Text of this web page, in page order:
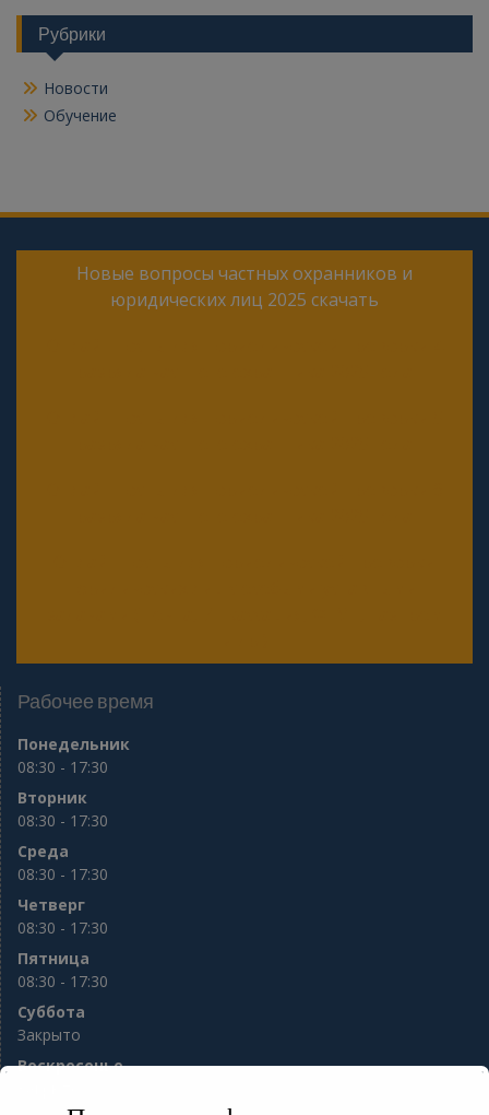
Рубрики
Новости
Обучение
Новые вопросы частных охранников и
юридических лиц 2025 скачать
Рабочее время
Понедельник
08:30 - 17:30
Вторник
08:30 - 17:30
Среда
08:30 - 17:30
Четверг
08:30 - 17:30
Пятница
08:30 - 17:30
Суббота
Закрыто
Воскресенье